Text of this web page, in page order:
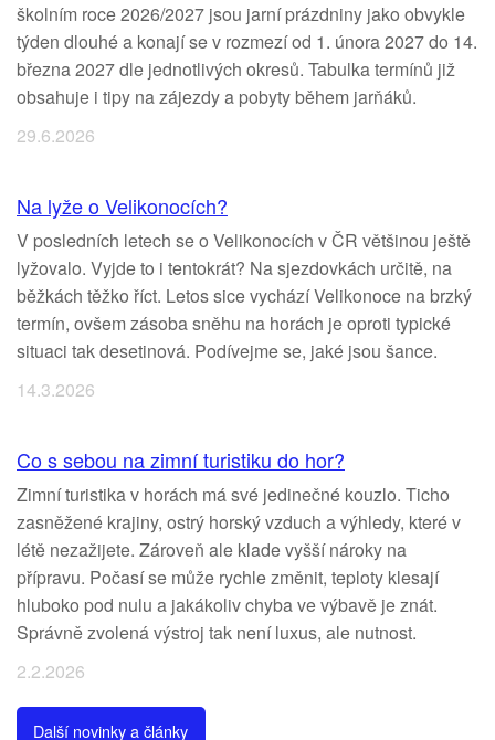
školním roce 2026/2027 jsou jarní prázdniny jako obvykle
týden dlouhé a konají se v rozmezí od 1. února 2027 do 14.
března 2027 dle jednotlivých okresů. Tabulka termínů již
obsahuje i tipy na zájezdy a pobyty během jarňáků.
29.6.2026
Na lyže o Velikonocích?
V posledních letech se o Velikonocích v ČR většinou ještě
lyžovalo. Vyjde to i tentokrát? Na sjezdovkách určitě, na
běžkách těžko říct. Letos sice vychází Velikonoce na brzký
termín, ovšem zásoba sněhu na horách je oproti typické
situaci tak desetinová. Podívejme se, jaké jsou šance.
14.3.2026
Co s sebou na zimní turistiku do hor?
Zimní turistika v horách má své jedinečné kouzlo. Ticho
zasněžené krajiny, ostrý horský vzduch a výhledy, které v
létě nezažijete. Zároveň ale klade vyšší nároky na
přípravu. Počasí se může rychle změnit, teploty klesají
hluboko pod nulu a jakákoliv chyba ve výbavě je znát.
Správně zvolená výstroj tak není luxus, ale nutnost.
2.2.2026
Další novinky a články